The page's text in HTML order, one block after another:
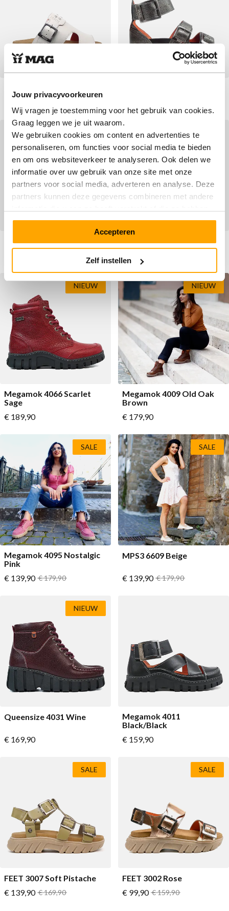
Jouw privacyvoorkeuren
Wij vragen je toestemming voor het gebruik van cookies.
Graag leggen we je uit waarom.
We gebruiken cookies om content en advertenties te
personaliseren, om functies voor social media te bieden
en om ons websiteverkeer te analyseren. Ook delen we
informatie over uw gebruik van onze site met onze
partners voor social media, adverteren en analyse. Deze
partners kunnen deze gegevens combineren met andere
verzameld op basis van uw gebruik van hun services.
Accepteren
Zelf instellen
€ 119,90 Normale prijs
Re-Lite 6207 Pebble
SALE SALE
Megamok 4066 Scarlet
Sage
Vanaf
€ 189,90
NIEUW
Megamok 4009 Old Oak
Brown
Vanaf
€ 179,90
NIEUW
Megamok 4095 Nostalgic
Pink
Vanaf
€ 139,90 Normale prijs
€ 179,90
SALE
MPS3 6609 Beige
Vanaf
€ 139,90 Normale prijs
€ 179,90
SALE
Queensize 4031 Wine
Vanaf
€ 169,90
NIEUW
Megamok 4011
Black/Black
Vanaf
€ 159,90
FEET 3007 Soft Pistache
Vanaf
€ 139,90 Normale prijs
€ 169,90
SALE
FEET 3002 Rose
Vanaf
€ 99,90 Normale prijs
€ 159,90
SALE